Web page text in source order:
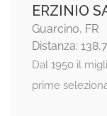
ERZINIO
Guarcino, FR
Distanza:
Dal 1950 il
prime